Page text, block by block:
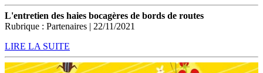
L'entretien des haies bocagères de bords de routes
Rubrique : Partenaires | 22/11/2021
LIRE LA SUITE